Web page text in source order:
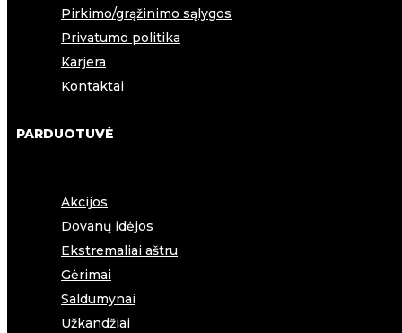
Pirkimo/grąžinimo sąlygos
Privatumo politika
Karjera
Kontaktai
PARDUOTUVĖ
Akcijos
Dovanų idėjos
Ekstremaliai aštru
Gėrimai
Saldumynai
Užkandžiai